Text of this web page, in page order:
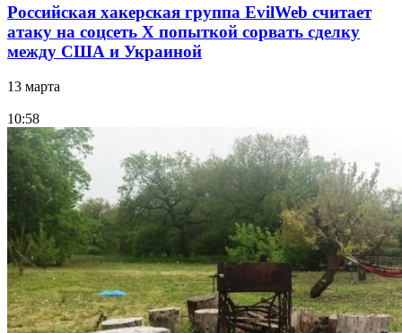
Российская хакерская группа EvilWeb считает
атаку на соцсеть Х попыткой сорвать сделку
между США и Украиной
13 марта
10:58